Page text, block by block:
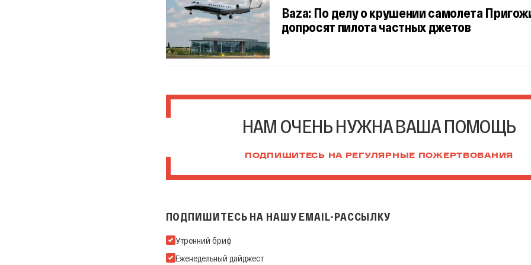
Baza: По делу о крушении самолета
допросят пилота частных джетов
НАМ ОЧЕНЬ НУЖНА ВАША ПОМОЩЬ
ПОДПИШИТЕСЬ НА РЕГУЛЯРНЫЕ ПОЖЕРТВОВАНИЯ
ПОДПИШИТЕСЬ НА НАШУ EMAIL-РАССЫЛКУ
Подпишитесь на нашу Email-рассылку
Утренний бриф
Еженедельный дайджест